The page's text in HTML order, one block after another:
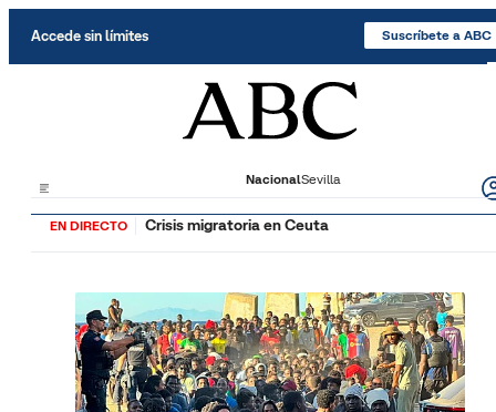
Accede sin límites Suscríbete a ABC
NacionalSevilla
EN DIRECTO Crisis migratoria en Ceuta